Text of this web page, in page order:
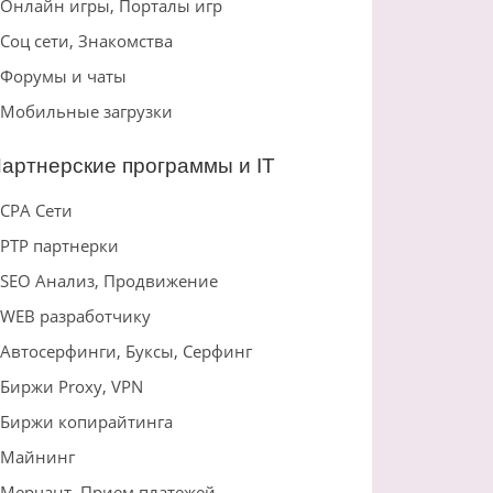
Онлайн игры, Порталы игр
Соц сети, Знакомства
Форумы и чаты
Мобильные загрузки
программы и IT
CPA Сети
PTP партнерки
SEO Анализ, Продвижение
WEB разработчику
Автосерфинги, Буксы, Серфинг
Биржи Proxy, VPN
Биржи копирайтинга
Майнинг